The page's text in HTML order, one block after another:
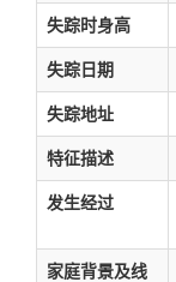
失踪时身高
失踪日期
失踪地址
特征描述
发生经过
家庭背景及线